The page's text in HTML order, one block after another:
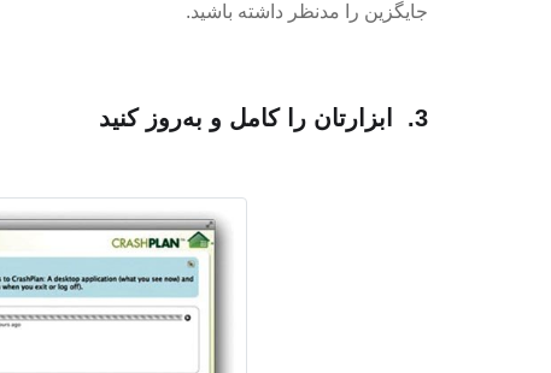
جایگزین را مدنظر داشته باشید.
3. ابزارتان را کامل و به‌روز کنید